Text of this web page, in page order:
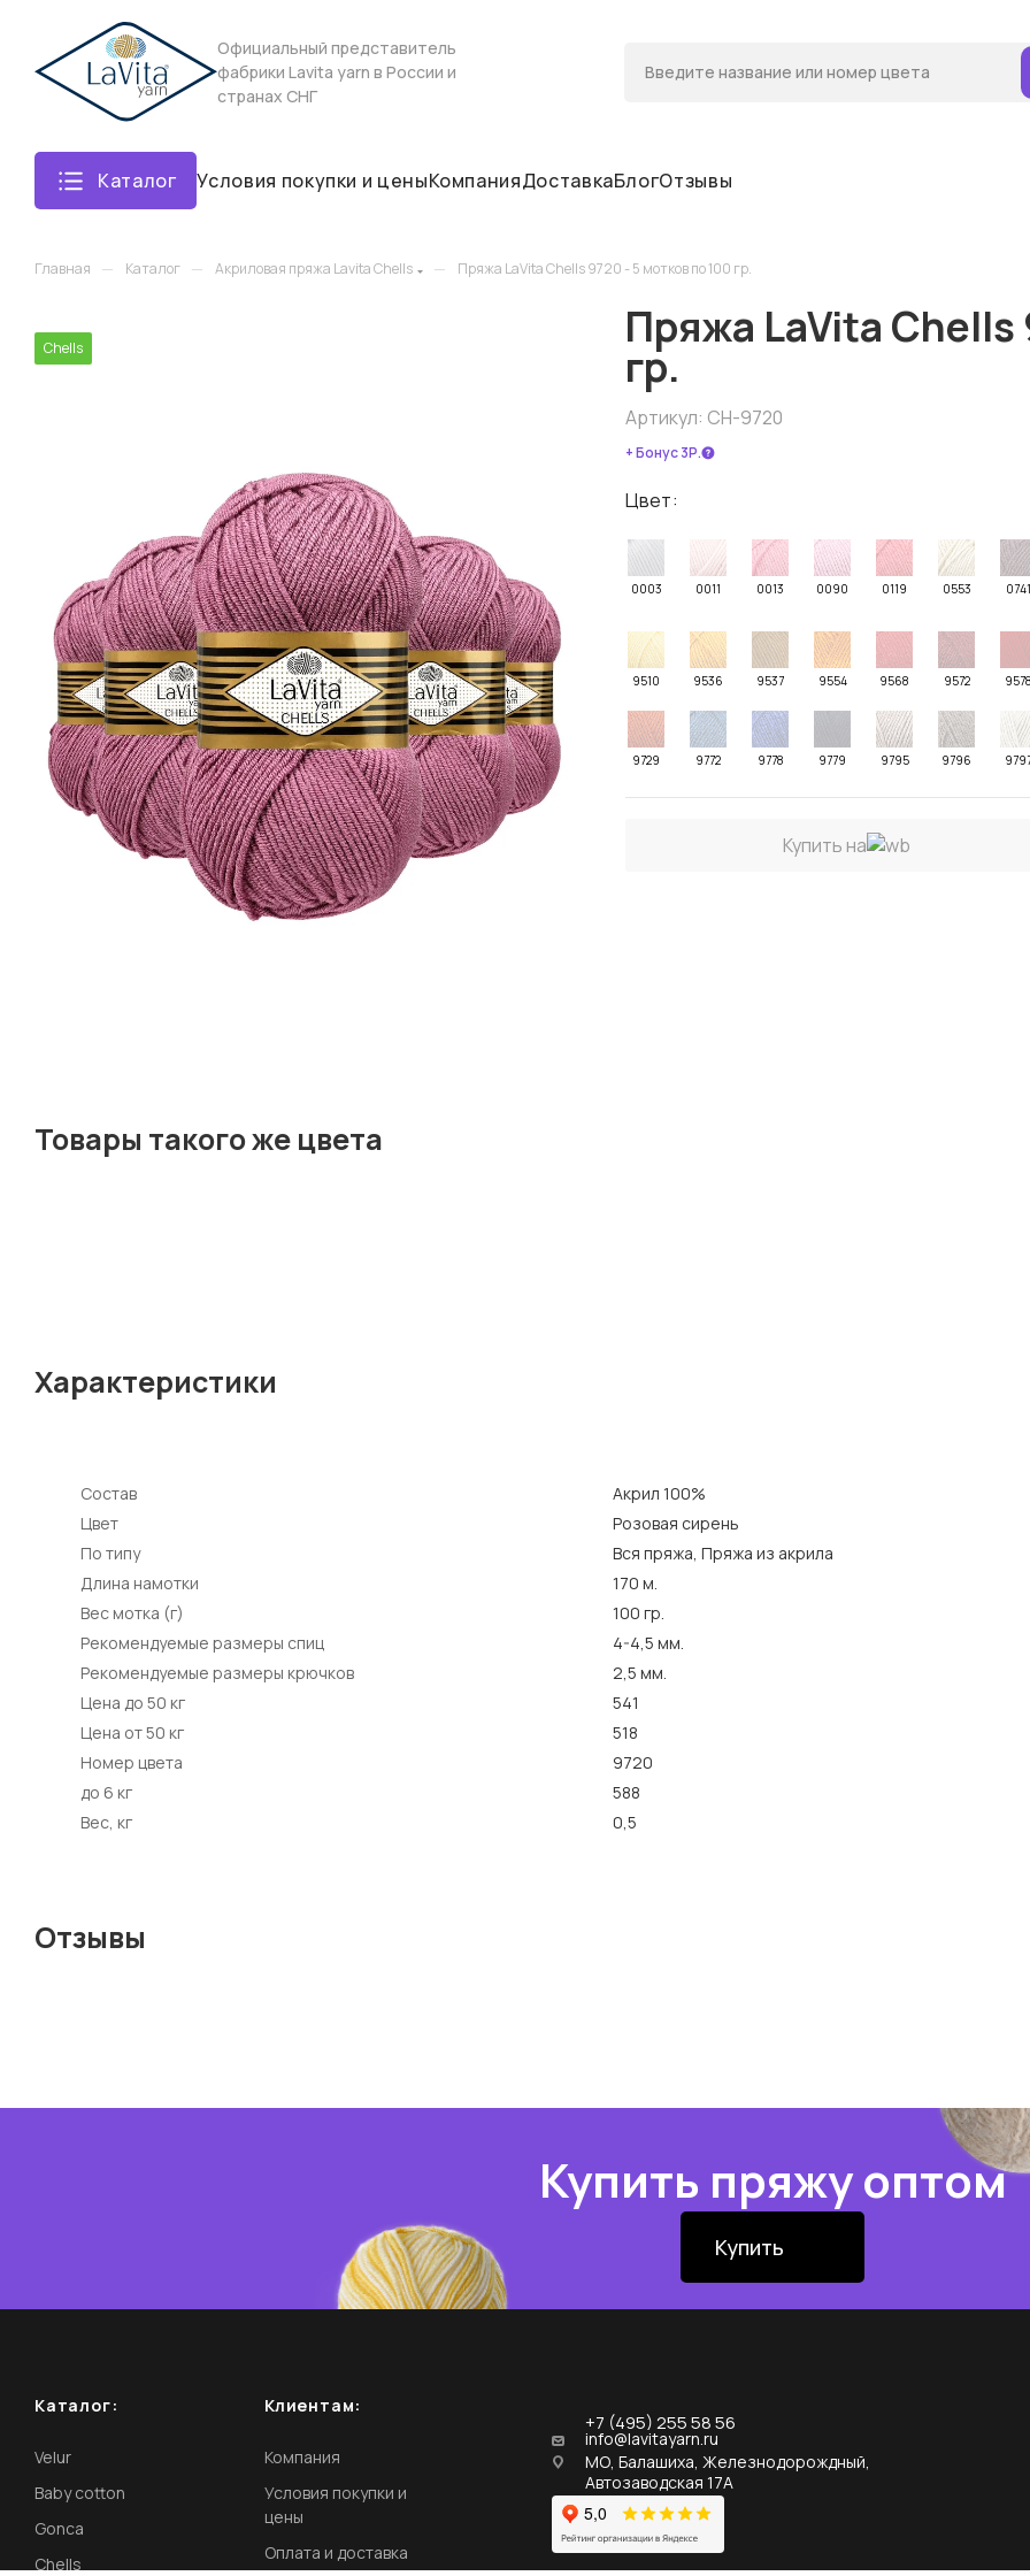
Официальный представитель
фабрики Lavita yarn в России и
странах СНГ
Каталог Условия покупки и ценыКомпанияДоставкаБлогОтзывы
Главная — Каталог — Акриловая пряжа Lavita Chells — Пряжа LaVita Chells 9720 - 5 мотков по 100 гр.
Chells Пряжа LaVita Chells
гр.
Артикул: CH-9720
+ Бонус 3Р.
Цвет:
0003 0011 0013 0090 0119 0553 0741
9510 9536 9537 9554 9568 9572 9578
9729 9772 9778 9779 9795 9796
Купить на
Товары такого же цвета
Характеристики
Состав
Акрил 100%
Цвет
Розовая сирень
По типу
Вся пряжа, Пряжа из акрила
Длина намотки
170 м.
Вес мотка (г)
100 гр.
Рекомендуемые размеры спиц
4-4,5 мм.
Рекомендуемые размеры крючков
2,5 мм.
Цена до 50 кг
541
Цена от 50 кг
518
Номер цвета
9720
до 6 кг
588
Вес, кг
0,5
Отзывы
Купить пряжу оптом
Купить
Каталог:
Velur
Baby cotton
Gonca
Chells
Клиентам:
Компания
Условия покупки и
цены
Оплата и доставка
+7 (495) 255 58 56
info@lavitayarn.ru
МО, Балашиха, Железнодорождный,
Автозаводская 17А